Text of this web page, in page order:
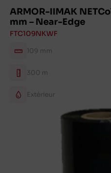
ARMOR-IIMAK
mm – Near-Edge
FTC109NKWF
109 mm
300 m
Extérieur